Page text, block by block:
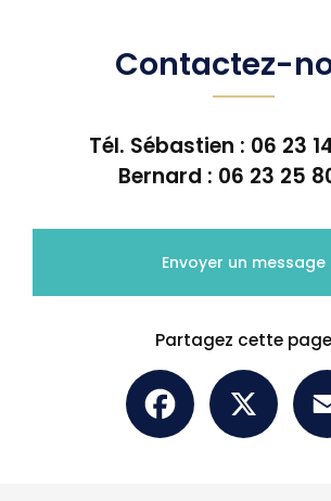
Contactez-
Tél. Sébastien : 06 23
Bernard : 06 23 25
Envoyer un message
Partagez cette page
Facebook